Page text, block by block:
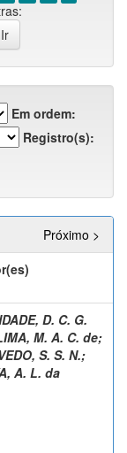
Em ordem:
Registro(s):
Próximo >
D. C. G.
M. A. C. de;
S. S. N.;
A. L. da